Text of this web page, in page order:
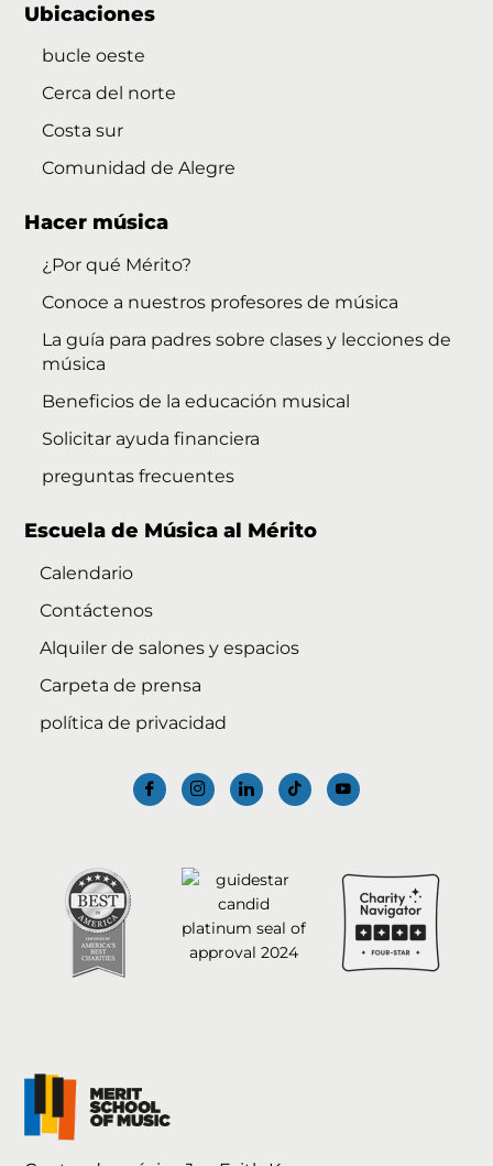
Ubicaciones
bucle oeste
Cerca del norte
Costa sur
Comunidad de Alegre
Hacer música
¿Por qué Mérito?
Conoce a nuestros profesores de música
La guía para padres sobre clases y lecciones de
música
Beneficios de la educación musical
Solicitar ayuda financiera
preguntas frecuentes
Escuela de Música al Mérito
Calendario
Contáctenos
Alquiler de salones y espacios
Carpeta de prensa
política de privacidad